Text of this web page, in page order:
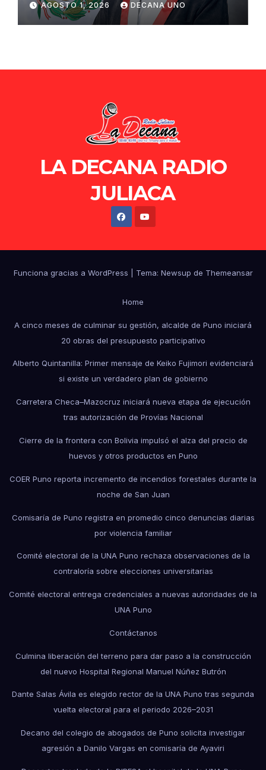
de Ollanta Humala
AGOSTO 1, 2026 DECANA UNO
LA DECANA RADIO
JULIACA
Funciona gracias a WordPress Tema: Newsup de Themeansar
Home
A cinco meses de culminar su gestión, alcalde de Puno iniciará
20 obras del presupuesto participativo
Alberto Quintanilla: Primer mensaje de Keiko Fujimori evidenciará
si existe un verdadero plan de gobierno
Carretera Checa–Mazocruz iniciará nueva etapa de ejecución
tras autorización de Provías Nacional
Cierre de la frontera con Bolivia impulsó el alza del precio de
huevos y otros productos en Puno
COER Puno reporta incremento de incendios forestales durante la
noche de San Juan
Comisaría de Puno registra en promedio cinco denuncias diarias
por violencia familiar
Comité electoral de la UNA Puno rechaza observaciones de la
contraloría sobre elecciones universitarias
Comité electoral entrega credenciales a nuevas autoridades de la
UNA Puno
Contáctanos
Culmina liberación del terreno para dar paso a la construcción
del nuevo Hospital Regional Manuel Núñez Butrón
Dante Salas Ávila es elegido rector de la UNA Puno tras segunda
vuelta electoral para el periodo 2026–2031
Decano del colegio de abogados de Puno solicita investigar
agresión a Danilo Vargas en comisaría de Ayaviri